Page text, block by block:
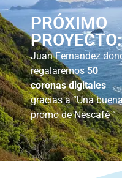
PRÓXIMO
PROYECTO:
Juan Fernandez
regalaremos 50
coronas digitales
gracias a “Una
promo de Nescafé “